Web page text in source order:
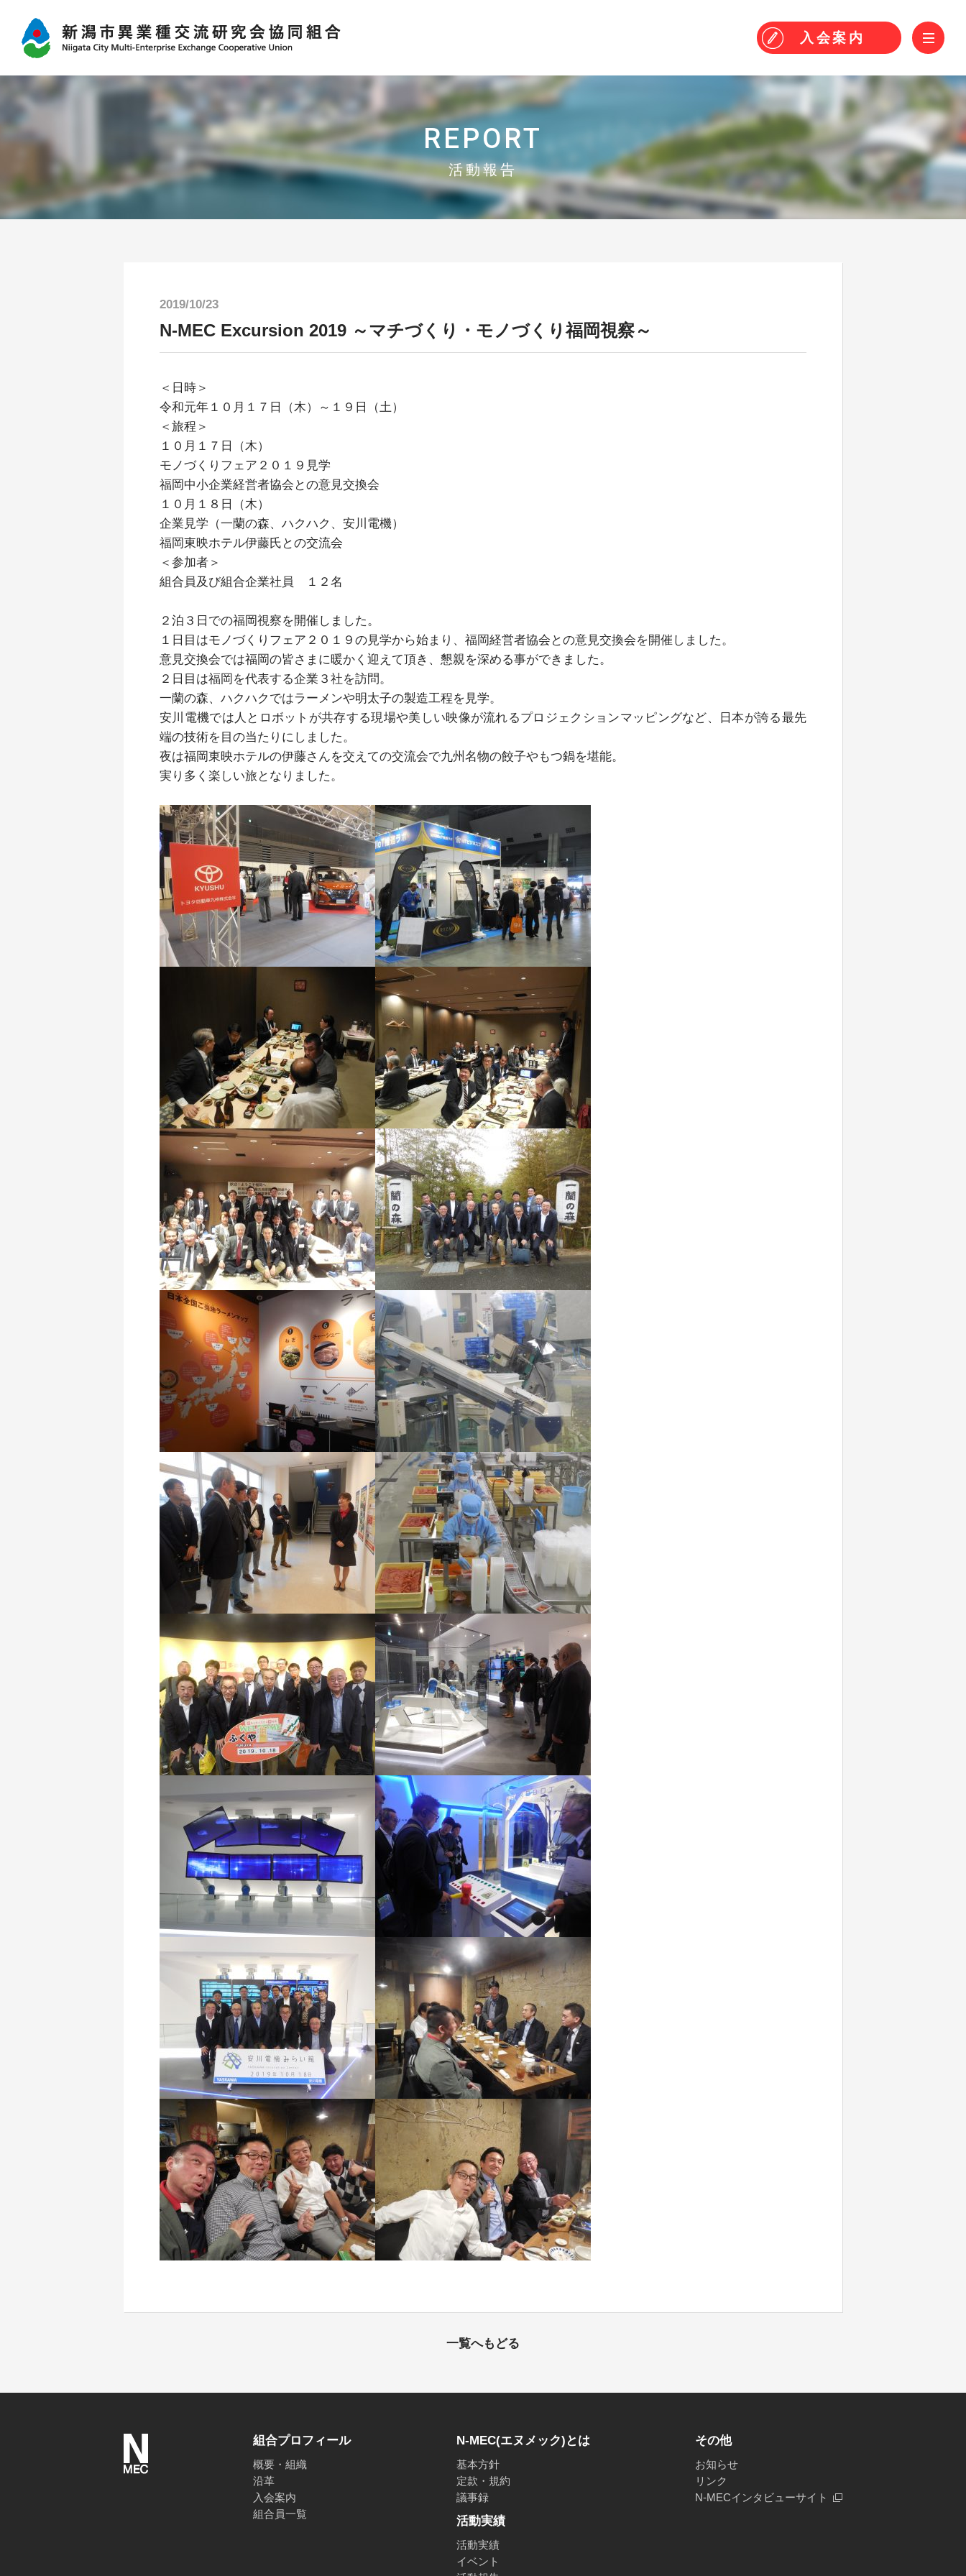
入会案内
REPORT
活動報告
2019/10/23
N-MEC Excursion 2019 ～マチづくり・モノづくり福岡視察～
＜日時＞
令和元年１０月１７日（木）～１９日（土）
＜旅程＞
１０月１７日（木）
モノづくりフェア２０１９見学
福岡中小企業経営者協会との意見交換会
１０月１８日（木）
企業見学（一蘭の森、ハクハク、安川電機）
福岡東映ホテル伊藤氏との交流会
＜参加者＞
組合員及び組合企業社員 １２名
２泊３日での福岡視察を開催しました。
１日目はモノづくりフェア２０１９の見学から始まり、福岡経営者協会との意見交換会を開催しました。
意見交換会では福岡の皆さまに暖かく迎えて頂き、懇親を深める事ができました。
２日目は福岡を代表する企業３社を訪問。
一蘭の森、ハクハクではラーメンや明太子の製造工程を見学。
安川電機では人とロボットが共存する現場や美しい映像が流れるプロジェクションマッピングなど、日本が誇る最先
端の技術を目の当たりにしました。
夜は福岡東映ホテルの伊藤さんを交えての交流会で九州名物の餃子やもつ鍋を堪能。
実り多く楽しい旅となりました。
一覧へもどる
組合プロフィール
概要・組織
沿革
入会案内
組合員一覧
N-MEC(エヌメック)とは
基本方針
定款・規約
議事録
活動実績
活動実績
イベント
その他
お知らせ
リンク
N-MECインタビューサイト